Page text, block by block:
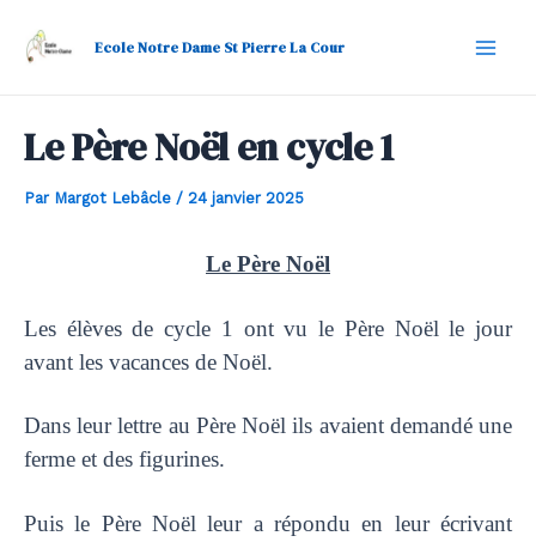
Ecole Notre Dame St Pierre La Cour
Le Père Noël en cycle 1
Par Margot Lebâcle / 24 janvier 2025
Le Père Noël
Les élèves de cycle 1 ont vu le Père Noël le jour
avant les vacances de Noël.
Dans leur lettre au Père Noël ils avaient demandé une
ferme et des figurines.
Puis le Père Noël leur a répondu en leur écrivant
des